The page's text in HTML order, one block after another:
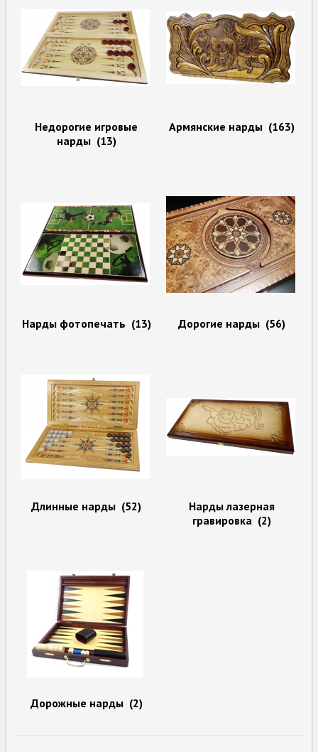
Недорогие игровые
нарды(13)
Армянские нарды(163)
Нарды фотопечать (13) Дорогие нарды(56)
Длинные нарды (52)
Нарды лазерная
гравировка(2)
Дорожные нарды(2)